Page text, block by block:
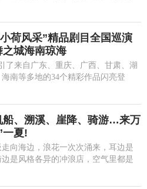
荷风采”精品剧目全国巡演
之城海南琼海
了来自广东、重庆、广西、甘肃、湖
南等多地的34个精彩作品闪亮登
船、溯溪、崖降、骑游…来万
一夏!
向海边，浪花一次次涌来，耳边是
是风格各异的冲浪店，空气里都是